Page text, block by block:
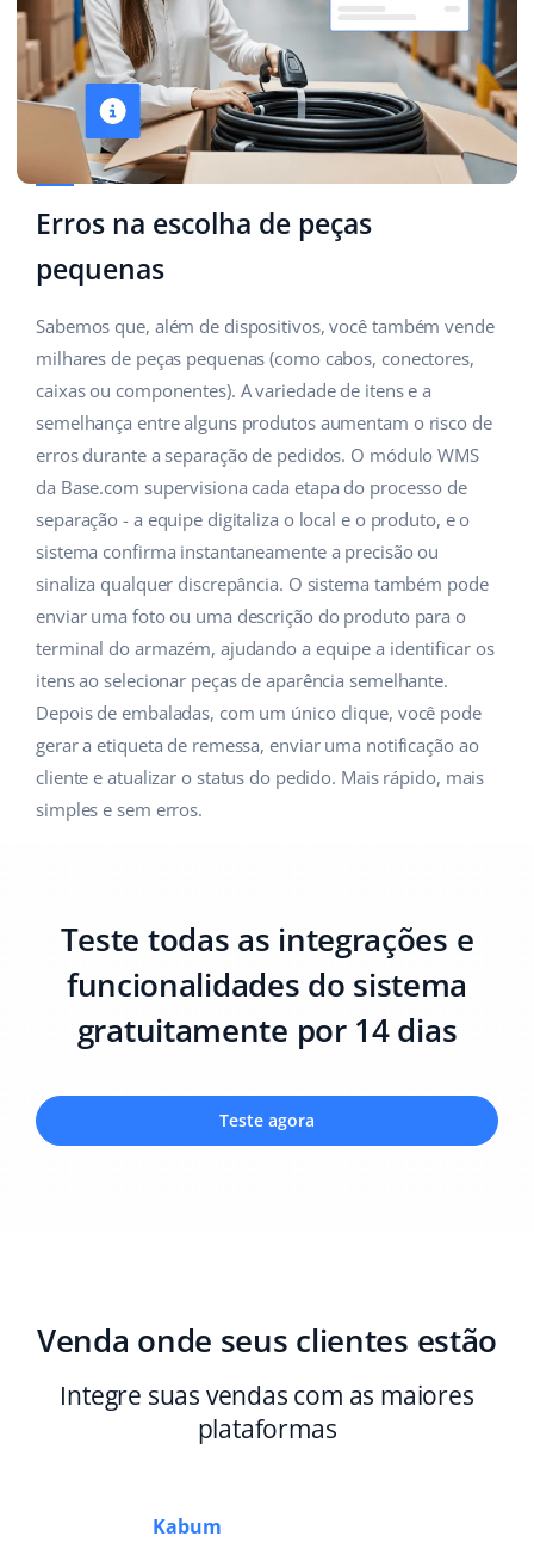
Erros na escolha de peças
pequenas
Sabemos que, além de dispositivos, você também vende
milhares de peças pequenas (como cabos, conectores,
caixas ou componentes). A variedade de itens e a
semelhança entre alguns produtos aumentam o risco de
erros durante a separação de pedidos. O módulo WMS
da Base.com supervisiona cada etapa do processo de
separação - a equipe digitaliza o local e o produto, e o
sistema confirma instantaneamente a precisão ou
sinaliza qualquer discrepância. O sistema também pode
enviar uma foto ou uma descrição do produto para o
terminal do armazém, ajudando a equipe a identificar os
itens ao selecionar peças de aparência semelhante.
Depois de embaladas, com um único clique, você pode
gerar a etiqueta de remessa, enviar uma notificação ao
cliente e atualizar o status do pedido. Mais rápido, mais
simples e sem erros.
Teste todas as integrações e
funcionalidades do sistema
gratuitamente por 14 dias
Teste agora
Venda onde seus clientes estão
Integre suas vendas com as maiores
plataformas
Kabum